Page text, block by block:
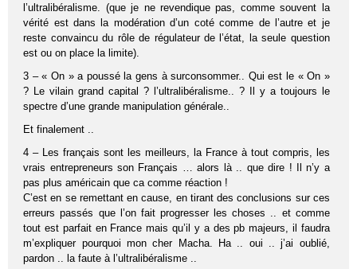
l’ultralibéralisme. (que je ne revendique pas, comme souvent la
vérité est dans la modération d’un coté comme de l’autre et je
reste convaincu du rôle de régulateur de l’état, la seule question
est ou on place la limite).
3 – « On » a poussé la gens à surconsommer.. Qui est le « On »
? Le vilain grand capital ? l’ultralibéralisme.. ? Il y a toujours le
spectre d’une grande manipulation générale..
Et finalement ..
4 – Les français sont les meilleurs, la France à tout compris, les
vrais entrepreneurs son Français … alors là .. que dire ! Il n’y a
pas plus américain que ca comme réaction !
C’est en se remettant en cause, en tirant des conclusions sur ces
erreurs passés que l’on fait progresser les choses .. et comme
tout est parfait en France mais qu’il y a des pb majeurs, il faudra
m’expliquer pourquoi mon cher Macha. Ha .. oui .. j’ai oublié,
pardon .. la faute à l’ultralibéralisme ..